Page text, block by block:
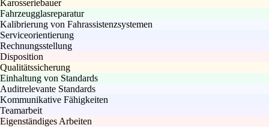
Karosseriebauer
Fahrzeugglasreparatur
Kalibrierung von Fahrassistenzsystemen
Serviceorientierung
Rechnungsstellung
Disposition
Qualitätssicherung
Einhaltung von Standards
Auditrelevante Standards
Kommunikative Fähigkeiten
Teamarbeit
Eigenständiges Arbeiten